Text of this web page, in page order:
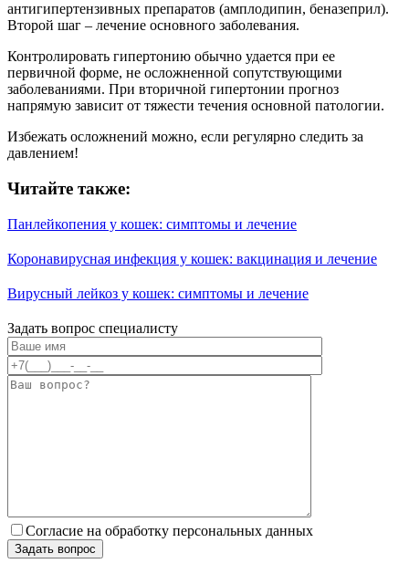
антигипертензивных препаратов (амплодипин, беназеприл).
Второй шаг – лечение основного заболевания.
Контролировать гипертонию обычно удается при ее
первичной форме, не осложненной сопутствующими
заболеваниями. При вторичной гипертонии прогноз
напрямую зависит от тяжести течения основной патологии.
Избежать осложнений можно, если регулярно следить за
давлением!
Читайте также:
Панлейкопения у кошек: симптомы и лечение
Коронавирусная инфекция у кошек: вакцинация и лечение
Вирусный лейкоз у кошек: симптомы и лечение
Задать вопрос специалисту
Согласие на обработку персональных данных